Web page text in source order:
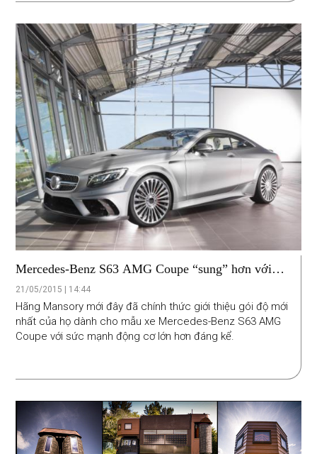
Mercedes-Benz S63 AMG Coupe “sung” hơn với
gói độ của Mansory
21/05/2015 | 14:44
Hãng Mansory mới đây đã chính thức giới thiệu gói độ mới
nhất của họ dành cho mẫu xe Mercedes-Benz S63 AMG
Coupe với sức mạnh động cơ lớn hơn đáng kể.